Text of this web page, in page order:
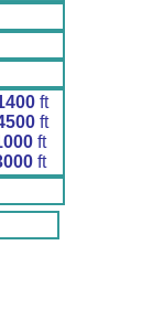
ft
ft
ft
ft